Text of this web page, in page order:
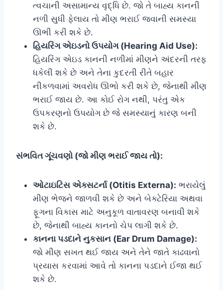
ત્વચાની અસામાન્ય વૃદ્ધિ છે. જો તે બાહ્ય કાનની
નળી સુધી ફેલાય તો મીણ ભરાઈ જવાની સમસ્યા
ઊભી કરી શકે છે.
હિયરિંગ એઇડનો ઉપયોગ (Hearing Aid Use):
હિયરિંગ એઇડ કાનની નળીમાં મીણને અંદરની તરફ
ધકેલી શકે છે અને તેના કુદરતી રીતે બહાર
નીકળવામાં અવરોધ ઊભો કરી શકે છે, જેનાથી મીણ
ભરાઈ જાય છે. આ કોઈ રોગ નથી, પરંતુ એક
ઉપકરણનો ઉપયોગ છે જે સમસ્યાનું કારણ બની
શકે છે.
સંભવિત ગૂંચવણો (જો મીણ ભરાઈ જાય તો):
ઓટાઇટિસ એક્સટર્ના (Otitis Externa): ભરાયેલું
મીણ ભેજને જાળવી શકે છે અને બેક્ટેરિયા અથવા
ફૂગના વિકાસ માટે અનુકૂળ વાતાવરણ બનાવી શકે
છે, જેનાથી બાહ્ય કાનનો ચેપ લાગી શકે છે.
કાનના પડદાને નુકસાન (Ear Drum Damage):
જો મીણ સખત થઈ જાય અને તેને જાતે કાઢવાનો
પ્રયાસ કરવામાં આવે તો કાનના પડદાને ઈજા થઈ
શકે છે.